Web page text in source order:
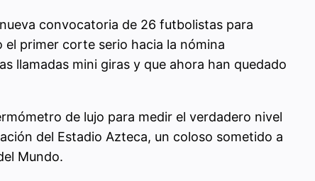
convocatoria de 26 futbolistas para
el primer corte serio hacia la nómina
llamadas mini giras y que ahora han quedado
de lujo para medir el verdadero nivel
del Estadio Azteca, un coloso sometido a
Mundo.